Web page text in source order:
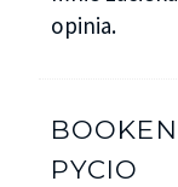
opinia.
PYCIO